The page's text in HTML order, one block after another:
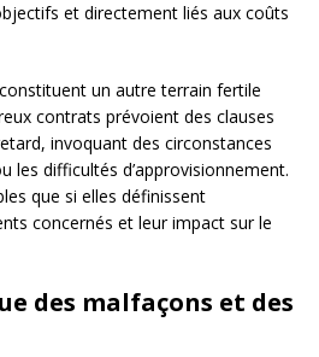
et directement liés aux coûts
constituent un autre terrain fertile
contrats prévoient des clauses
invoquant des circonstances
les difficultés d’approvisionnement.
que si elles définissent
concernés et leur impact sur le
des malfaçons et des